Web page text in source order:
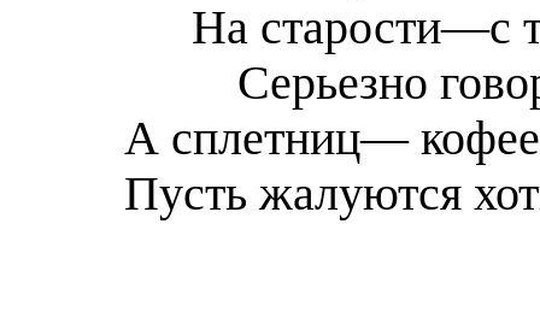
На старости—с
Серьезно
А сплетниц—
Пусть жалуются